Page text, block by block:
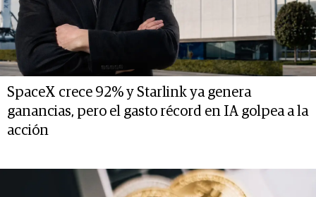
SpaceX crece 92% y Starlink ya genera
ganancias, pero el gasto récord en IA golpea a la
acción